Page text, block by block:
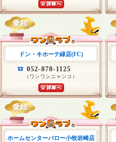
ドン・キホーテ緑店(FC)
052-878-1125
（ワンワンニャンコ）
ホームセンターバロー小牧岩崎店